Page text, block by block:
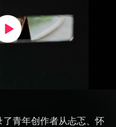
青年创作者从忐忑、怀